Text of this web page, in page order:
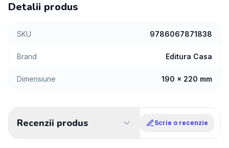
Detalii produs
SKU 9786067871838
Brand Editura Casa
Dimensiune 190 x 220 mm
Recenzii produs Scrie o recenzie